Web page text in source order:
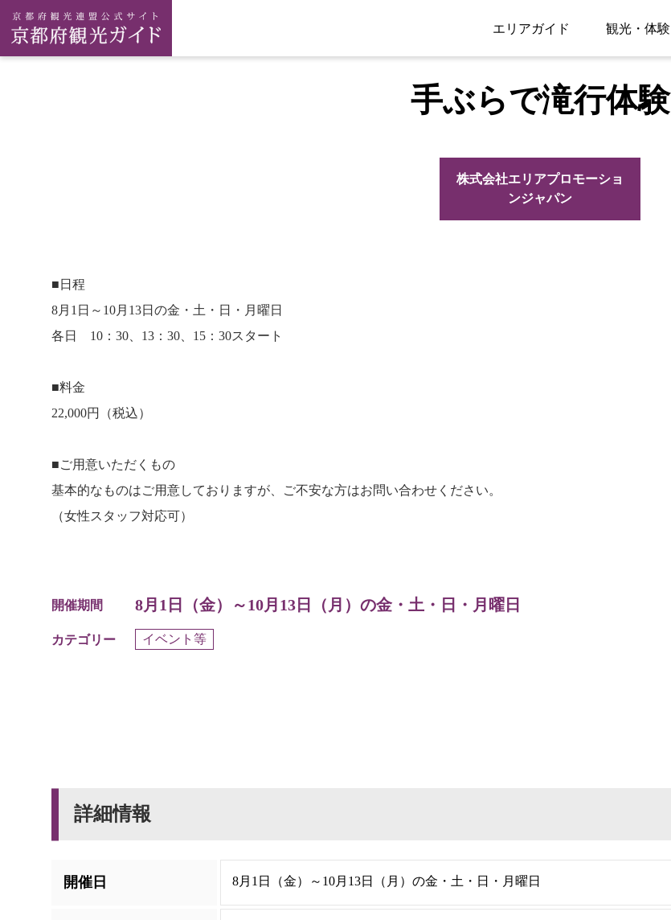
エリアガイド 観光・体験
手ぶらで滝行体験
株式会社エリアプロモーショ
ンジャパン
■日程
8月1日～10月13日の金・土・日・月曜日
各日 10：30、13：30、15：30スタート
■料金
22,000円（税込）
■ご用意いただくもの
基本的なものはご用意しておりますが、ご不安な方はお問い合わせください。
（女性スタッフ対応可）
開催期間 8月1日（金）～10月13日（月）の金・土・日・月曜日
カテゴリー イベント等
詳細情報
開催日 8月1日（金）～10月13日（月）の金・土・日・月曜日